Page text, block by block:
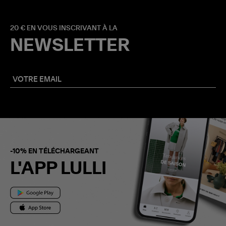
20 € EN VOUS INSCRIVANT À LA
NEWSLETTER
-10% EN TÉLÉCHARGEANT
L'APP LULLI